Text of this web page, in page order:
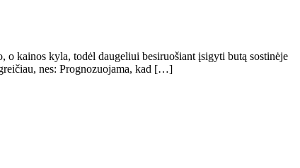
kainos kyla, todėl daugeliui besiruošiant įsigyti butą sostinėje
nes: Prognozuojama, kad […]